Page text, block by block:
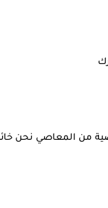
من المعاصي نحن